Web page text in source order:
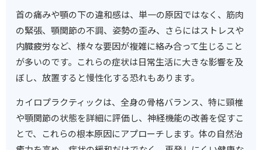
首の痛みや顎の下の違和感は、単一の原因ではなく、筋肉
の緊張、顎関節の不調、姿勢の歪み、さらにはストレスや
内臓疲労など、様々な要因が複雑に絡み合って生じること
が多いのです。これらの症状は日常生活に大きな影響を及
ぼし、放置すると慢性化する恐れもあります。
カイロプラクティックは、全身の骨格バランス、特に頸椎
や顎関節の状態を詳細に評価し、神経機能の改善を促すこ
とで、これらの根本原因にアプローチします。体の自然治